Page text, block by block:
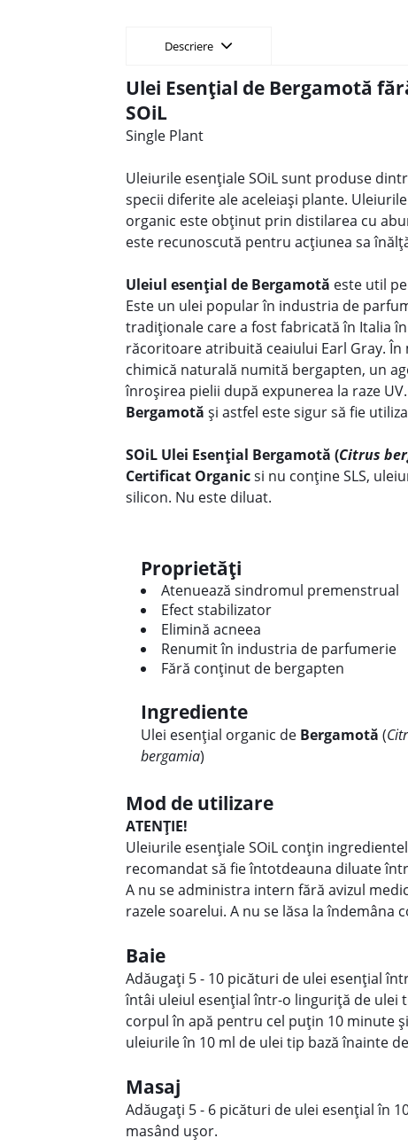
Descriere
Ulei Esențial de Bergamotă
SOiL
Single Plant
Uleiurile esențiale SOiL sunt produse
specii diferite ale aceleiași plante.
organic este obținut prin distilarea cu
este recunoscută pentru acțiunea sa
Uleiul esențial de Bergamotă este util
Este un ulei popular în industria de
tradiționale care a fost fabricată în Italia
răcoritoare atribuită ceaiului Earl Gray.
chimică naturală numită bergapten, un
înroșirea pielii după expunerea la raze
Bergamotă și astfel este sigur să fie
SOiL Ulei Esențial Bergamotă (Citrus
Certificat Organicsi nu conține SLS,
silicon. Nu este diluat.
Proprietăți
Atenuează sindromul premenstrual
Efect stabilizator
Elimină acneea
Renumit în industria de parfumerie
Fără conținut de bergapten
Ingrediente
Ulei esențial organic de Bergamotă (
bergamia)
Mod de utilizare
ATENȚIE!
Uleiurile esențiale SOiL conțin
recomandat să fie întotdeauna diluate
A nu se administra intern fără avizul
razele soarelui. A nu se lăsa la îndemâna
Baie
Adăugați 5 - 10 picături de ulei esențial
întâi uleiul esențial într-o linguriță de ulei
corpul în apă pentru cel puțin 10 minute
uleiurile în 10 ml de ulei tip bază înainte
Masaj
Adăugați 5 - 6 picături de ulei esențial în
masând ușor.